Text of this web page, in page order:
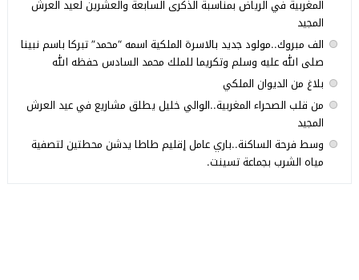
المغربية في الرياض بمناسبة الذكرى السابعة والعشرين لعيد العرش
المجيد
الف مبروك..مولود جديد بالاسرة الملكية اسمه “محمد” تبركا باسم نبينا
صلى الله عليه وسلم وتكريما للملك محمد السادس حفظه الله
بلاغ من الديوان الملكي
من قلب الصحراء المغربية..الوالي خليل يطلق مشاريع في عيد العرش
المجيد
وسط فرحة الساكنة..باري عامل إقليم طاطا يدشن محطتين لتصفية
مياه الشرب بجماعة تسينت.